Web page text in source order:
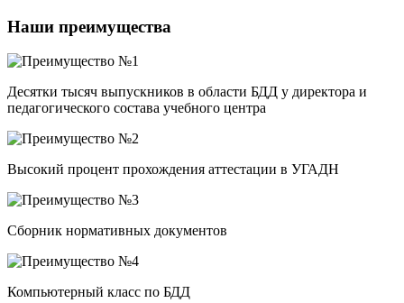
Наши преимущества
Десятки тысяч выпускников в области БДД у директора и
педагогического состава учебного центра
Высокий процент прохождения аттестации в УГАДН
Сборник нормативных документов
Компьютерный класс по БДД